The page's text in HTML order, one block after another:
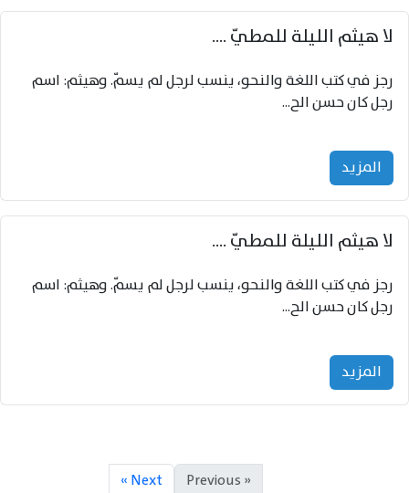
لا هيثم الليلة للمطيّ ....
رجز في كتب اللغة والنحو، ينسب لرجل لم يسمّ. وهيثم: اسم
رجل كان حسن الح...
المزید
لا هيثم الليلة للمطيّ ....
رجز في كتب اللغة والنحو، ينسب لرجل لم يسمّ. وهيثم: اسم
رجل كان حسن الح...
المزید
Next »